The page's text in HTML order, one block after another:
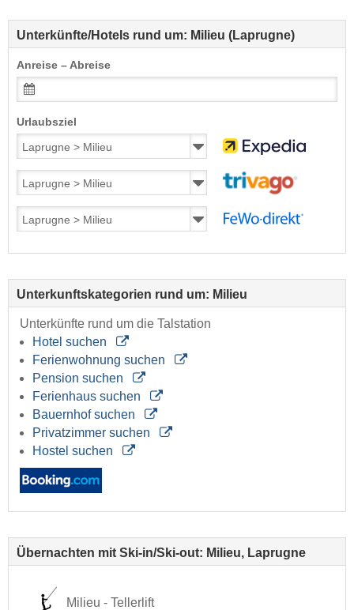
Unterkünfte/Hotels rund um: Milieu (Laprugne)
Anreise – Abreise
Urlaubsziel
Unterkunftskategorien rund um: Milieu
Unterkünfte rund um die Talstation
Hotel suchen
Ferienwohnung suchen
Pension suchen
Ferienhaus suchen
Bauernhof suchen
Privatzimmer suchen
Hostel suchen
Übernachten mit Ski-in/Ski-out: Milieu, Laprugne
Milieu - Tellerlift